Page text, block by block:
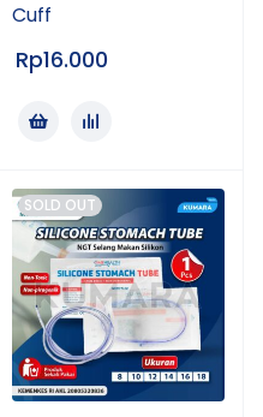
Cuff
Rp16.000
SOLD OUT